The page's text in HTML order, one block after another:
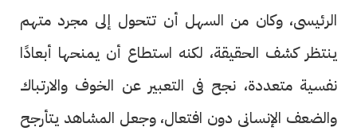
الرئيسى، وكان من السهل أن تتحول إلى مجرد متهم
ينتظر كشف الحقيقة، لكنه استطاع أن يمنحها أبعادًا
نفسية متعددة، نجح فى التعبير عن الخوف والارتباك
والضعف الإنسانى دون افتعال، وجعل المشاهد يتأرجح